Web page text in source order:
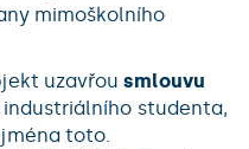
mimoškolního
uzavřousmlouvu
studenta,
toto.